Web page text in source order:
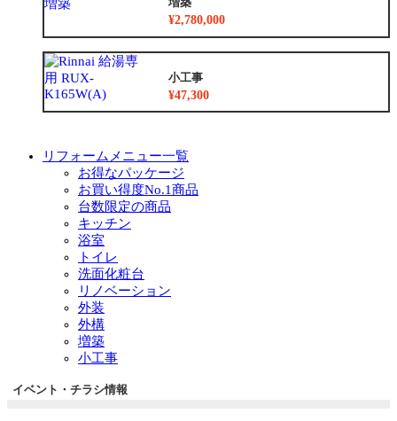
¥2,780,000
小工事
¥47,300
リフォームメニュー一覧
お得なパッケージ
お買い得度No.1商品
台数限定の商品
キッチン
浴室
トイレ
洗面化粧台
リノベーション
外装
外構
増築
小工事
イベント・チラシ情報